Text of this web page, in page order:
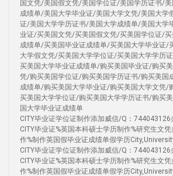
国文凭/美国假文凭/美国学位证/美国学历证书/
成绩单/美国大学毕业证/美国大学文凭/美国大学
证/美国大学学历证书/美国大学成绩单/美国大学
业证/买美国文凭/买美国假文凭/买美国学位证/
成绩单/买美国毕业证成绩单/买美国大学毕业证/
大学假文凭/买美国大学学位证/买美国大学学历
买美国大学毕业证成绩单/购买美国毕业证/购买
凭/购买美国学位证/购买美国学历证书/购买美国
成绩单/购买美国大学毕业证/购买美国大学文凭/
买美国大学学位证/购买美国大学学历证书/购买
国大学毕业证成绩单
CITY毕业证学位证制作添加威信/Q：
CITY毕业证%英国本科硕士学历制作%研究生文凭
作%制作英国假毕业证成绩单假学历
CITY毕业证学位证制作添加威信/Q：
CITY毕业证%英国本科硕士学历制作%研究生文凭
作%制作英国假毕业证成绩单假学历